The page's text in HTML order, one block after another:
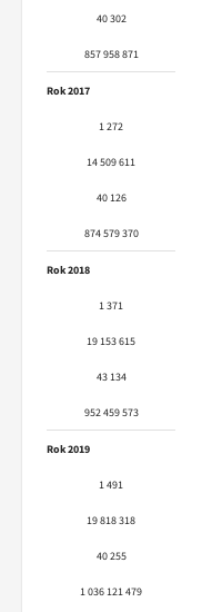
40 302
857 958 871
Rok 2017
1 272
14 509 611
40 126
874 579 370
Rok 2018
1 371
19 153 615
43 134
952 459 573
Rok 2019
1 491
19 818 318
40 255
1 036 121 479